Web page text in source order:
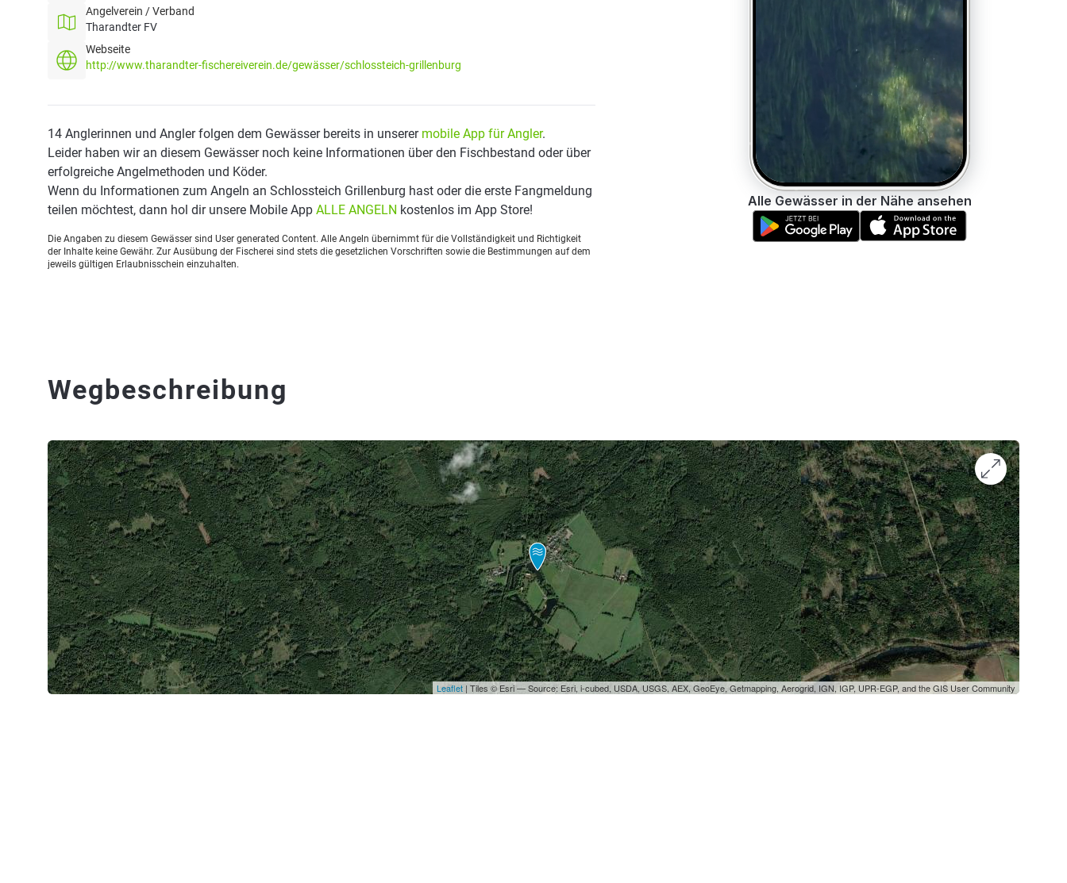
Angelverein / Verband
Tharandter FV
Webseite
http://www.tharandter-fischereiverein.de/gewässer/schlossteich-grillenburg
14 Anglerinnen und Angler folgen dem Gewässer bereits in unserer mobile App für Angler.
Leider haben wir an diesem Gewässer noch keine Informationen über den Fischbestand oder über
erfolgreiche Angelmethoden und Köder.
Wenn du Informationen zum Angeln an Schlossteich Grillenburg hast oder die erste Fangmeldung
teilen möchtest, dann hol dir unsere Mobile App ALLE ANGELN kostenlos im App Store!
Die Angaben zu diesem Gewässer sind User generated Content. Alle Angeln übernimmt für die Vollständigkeit und Richtigkeit
der Inhalte keine Gewähr. Zur Ausübung der Fischerei sind stets die gesetzlichen Vorschriften sowie die Bestimmungen auf dem
jeweils gültigen Erlaubnisschein einzuhalten.
Alle Gewässer in der Nähe ansehen
Wegbeschreibung
Leaflet | Tiles © Esri — Source: Esri, i-cubed, USDA, USGS, AEX, GeoEye, Getmapping, Aerogrid, IGN, IGP, UPR-EGP, and the GIS User Community